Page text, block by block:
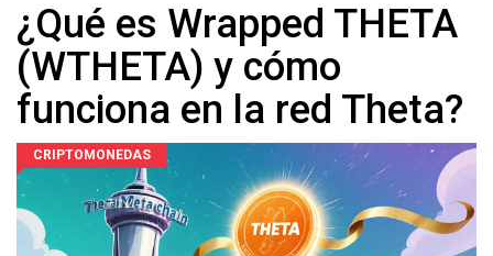
d
N
v
e
¿Qué es Wrapped THETA
(WTHETA) y cómo
funciona en la red Theta?
CRIPTOMONEDAS